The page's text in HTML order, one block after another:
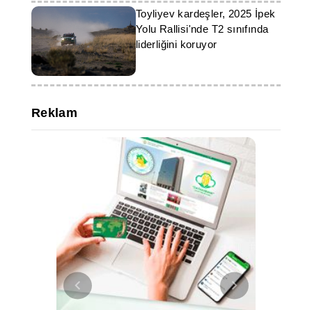
Toyliyev kardeşler, 2025 İpek
Yolu Rallisi'nde T2 sınıfında
liderliğini koruyor
Reklam